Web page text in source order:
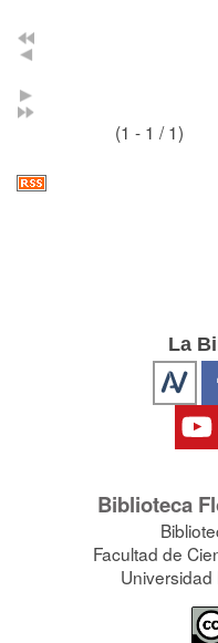
(1 - 1 / 1)
La
Biblioteca
Facultad de